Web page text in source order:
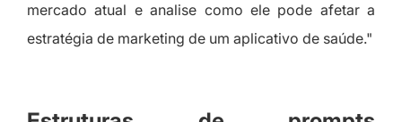
mercado atual e analise como ele pode afetar a
estratégia de marketing de um aplicativo de saúde."